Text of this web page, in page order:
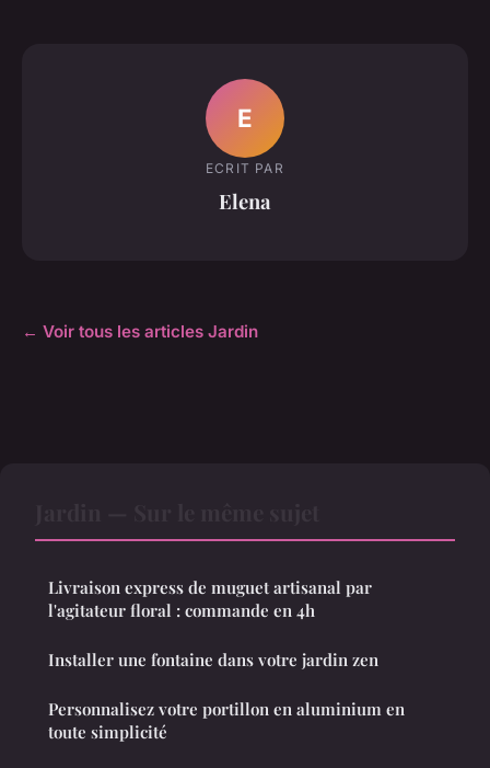
E
ECRIT PAR
Elena
← Voir tous les articles Jardin
Livraison express de muguet artisanal par
l'agitateur floral : commande en 4h
Installer une fontaine dans votre jardin zen
Personnalisez votre portillon en aluminium en
toute simplicité